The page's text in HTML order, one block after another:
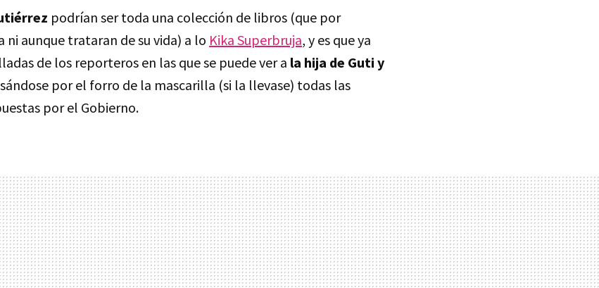
podrían ser toda una colección de libros (que por
aunque trataran de su vida) a lo Kika Superbruja, y es que ya
de los reporteros en las que se puede ver a la hija de Guti y
por el forro de la mascarilla (si la llevase) todas las
por el Gobierno.